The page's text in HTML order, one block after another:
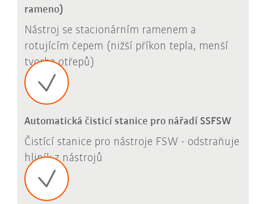
rameno)
Nástroj se stacionárním ramenem a
rotujícím čepem (nižší příkon tepla, menší
tvorba otřepů)
Automatická čisticí stanice pro nářadí SSFSW
Čistící stanice pro nástroje FSW - odstraňuje
hliník z nástrojů